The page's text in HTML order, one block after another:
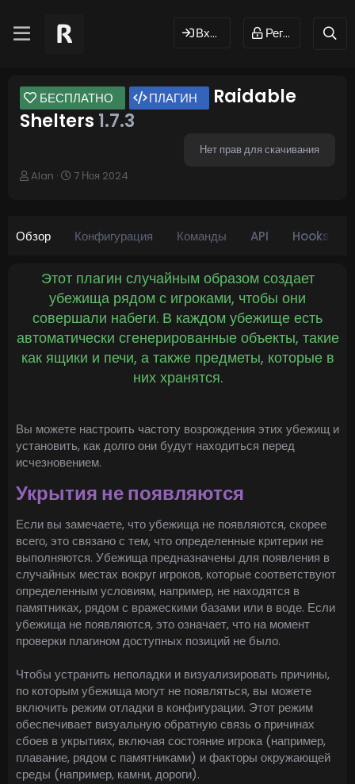
Вход Регистрация
БЕСПЛАТНО ПЛАГИН
Raidable
Shelters 1.7.3
Нет прав для скачивания
А
р
Alan
Д
с
д
н
и
я
7 Ноя 2024
Обзор Конфигурация Команды API Hooks
Этот плагин случайным образом создает
убежища рядом с игроками, чтобы они
совершали набеги. В каждом убежище есть
автоматически сгенерированные объекты, такие
как ящики и печи, а также предметы, которые в
них хранятся.
Вы можете настроить частоту возрождения этих убежищ и
установить, как долго они будут находиться перед
исчезновением.
Укрытия не появляются
Если вы замечаете, что убежища не появляются, скорее
всего, это связано с тем, что определенные критерии не
выполняются. Убежища предназначены для появления в
случайных местах вокруг игроков, которые соответствуют
определенным условиям, например, не находятся в
памятниках, рядом с вражескими базами или в воде. Если
убежища не появляются, это означает, что на момент
проверки плагином доступных позиций не было.
Чтобы устранить неполадки и визуализировать причины,
по которым убежища могут не появляться, вы можете
включить режим отладки в конфигурации. Этот режим
обеспечивает визуальную обратную связь о причинах
сбоев в укрытиях, включая состояние игрока (например,
плавание, рядом с памятниками) и факторы окружающей
среды (например, камни, дороги).